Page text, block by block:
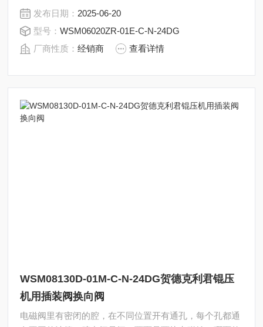
动来挡住或露出不同的排油的孔，而进油孔是常开的，液
压油就会进入不同的排油管，然后通过油的压力来推动油
缸的活塞，活塞又带动活塞杆，活塞竿带动机械装置动。
贺德克电磁换向阀WSM06020带位置反馈WSM06020ZR-
发布日期： 2025-06-20
型号：WSM06020ZR-01E-C-N-24DG
厂商性质：经销商 查看详情
WSM08130D-01M-C-N-24DG贺德克利君锟压
机用插装阀换向阀
电磁阀里有密闭的腔，在不同位置开有通孔，每个孔都通